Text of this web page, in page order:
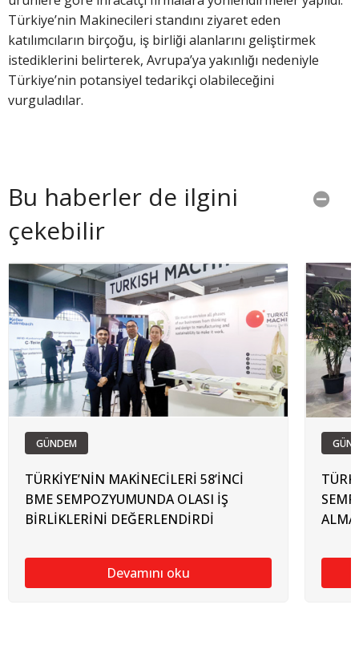
Türkiye’nin Makinecileri standını ziyaret eden
katılımcıların birçoğu, iş birliği alanlarını geliştirmek
istediklerini belirterek, Avrupa’ya yakınlığı nedeniyle
Türkiye’nin potansiyel tedarikçi olabileceğini
vurguladılar.
Bu haberler de ilgini
çekebilir
GÜNDEM
TÜRKİYE’NİN MAKİNECİLERİ 58’İNCİ
BME SEMPOZYUMUNDA OLASI İŞ
BİRLİKLERİNİ DEĞERLENDİRDİ
Devamını oku